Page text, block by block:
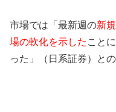
市場では「最新週の新
場の軟化を示した こと
った」（日系証券）と